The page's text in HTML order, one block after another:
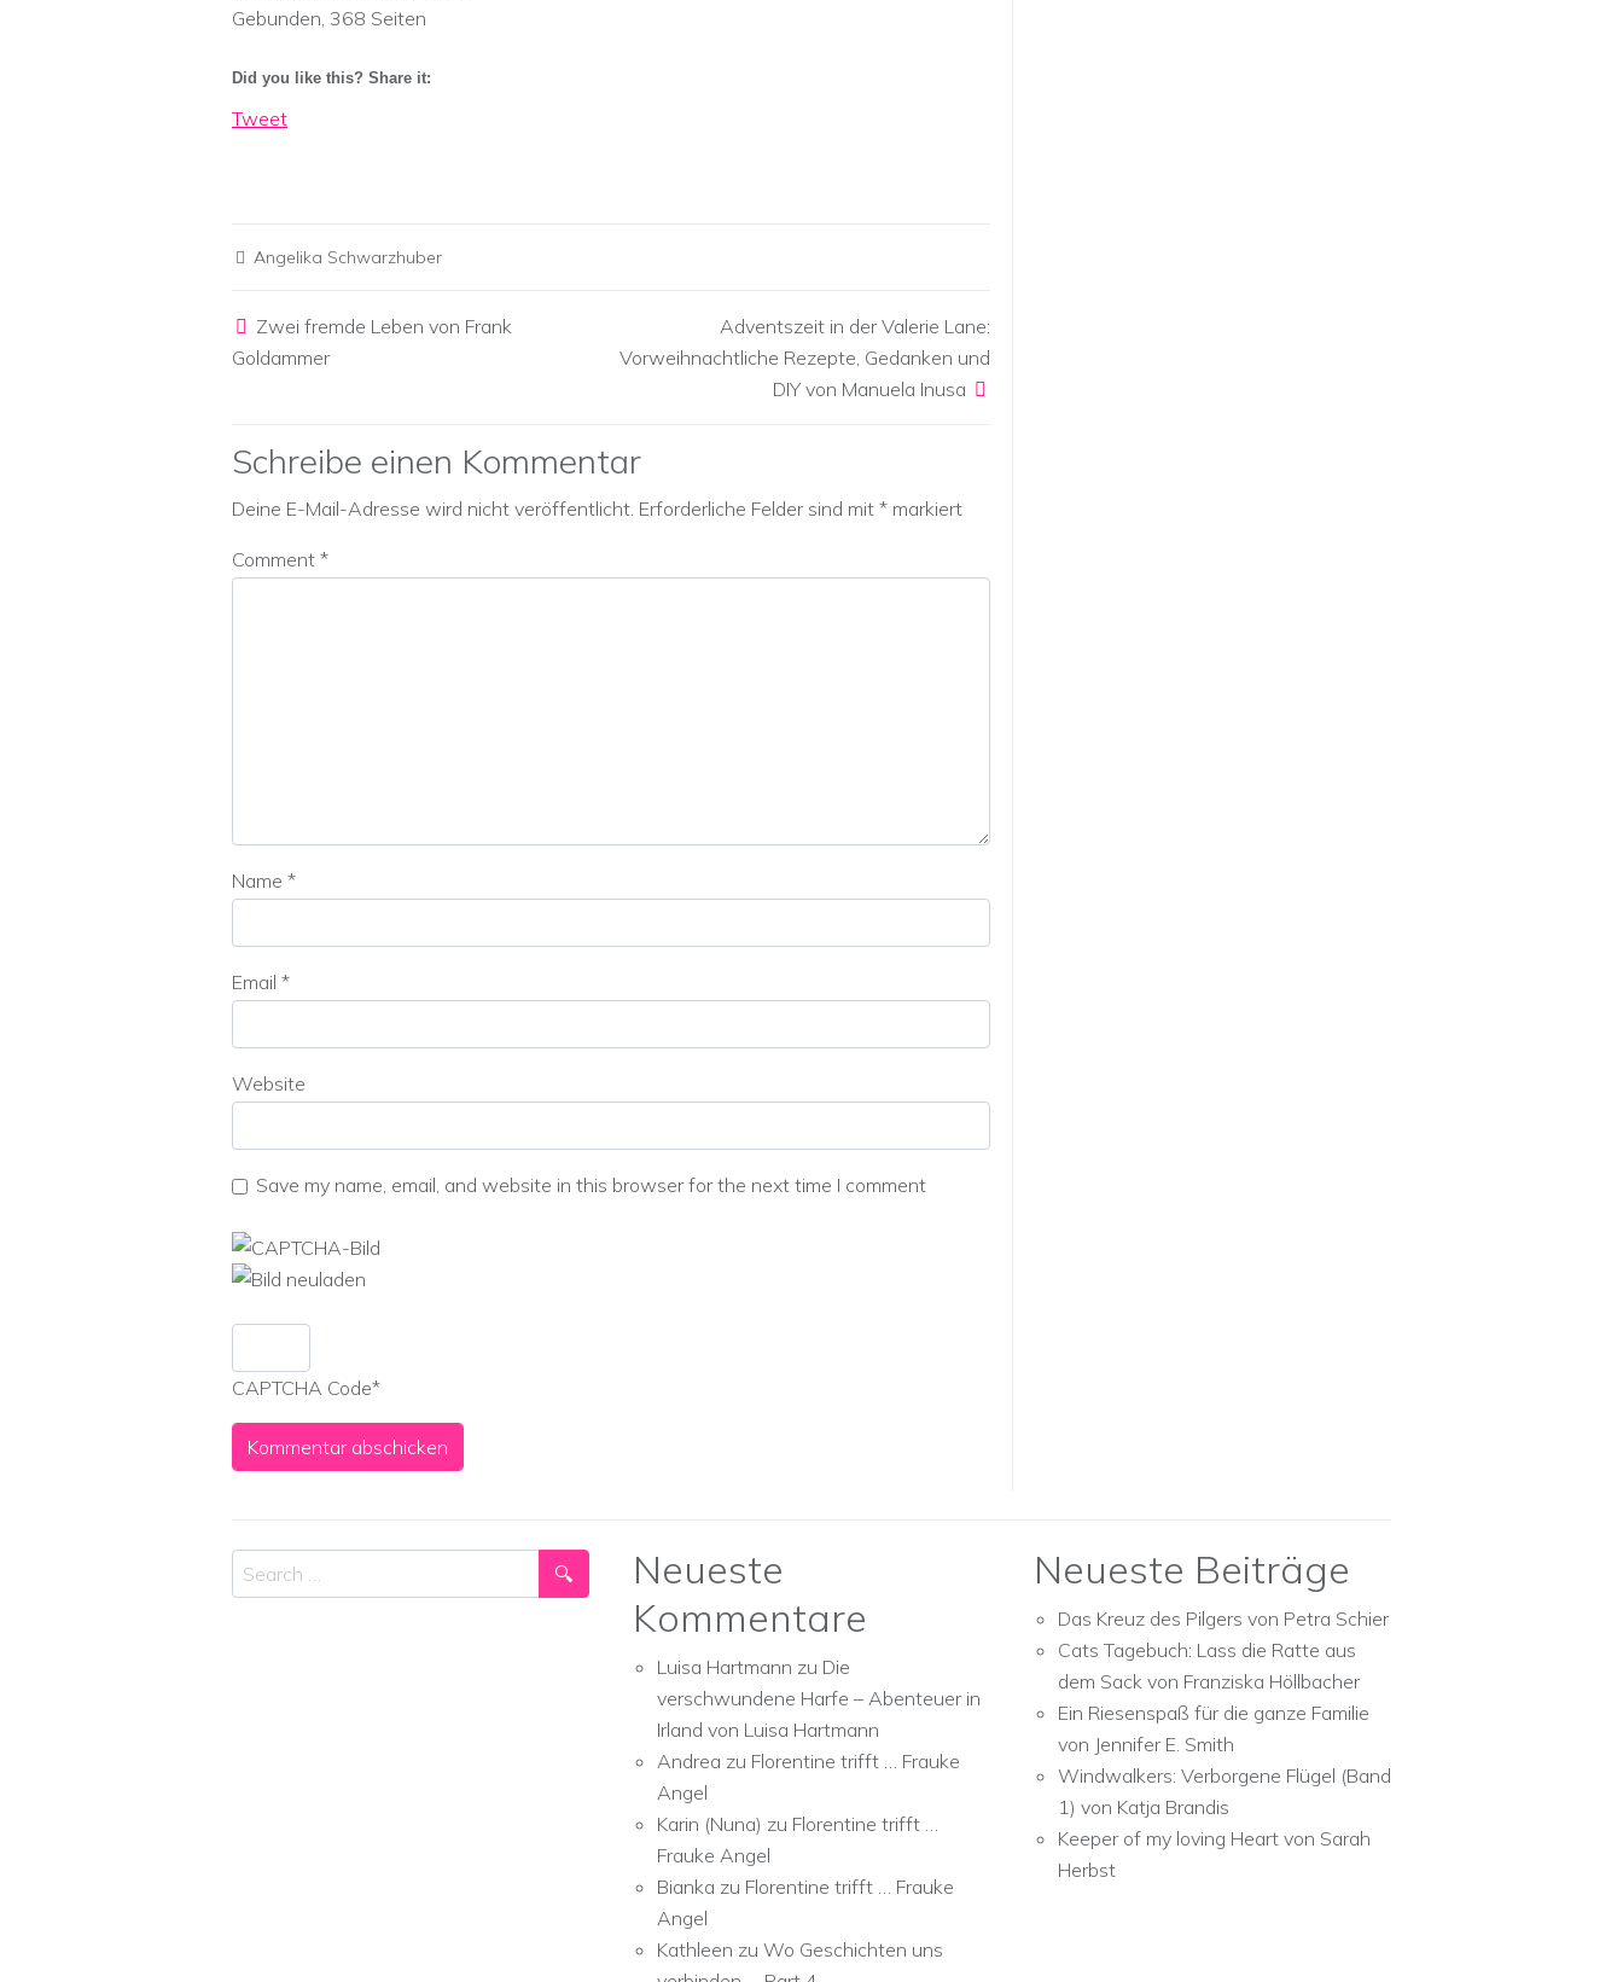
Gebunden, 368 Seiten
Did you like this? Share it:
Tweet
Angelika Schwarzhuber
Post navigation
Zwei fremde Leben von Frank
Goldammer
Adventszeit in der Valerie Lane:
Vorweihnachtliche Rezepte, Gedanken und
DIY von Manuela Inusa
Schreibe einen Kommentar
Deine E-Mail-Adresse wird nicht veröffentlicht. Erforderliche Felder sind mit * markiert
Comment *
Name *
Email *
Website
Save my name, email, and website in this browser for the next time I comment
CAPTCHA Code*
Search
Neueste
Kommentare
Luisa Hartmann zu Die
verschwundene Harfe – Abenteuer in
Irland von Luisa Hartmann
Andrea zu Florentine trifft … Frauke
Angel
Karin (Nuna) zu Florentine trifft …
Frauke Angel
Bianka zu Florentine trifft … Frauke
Angel
Kathleen zu Wo Geschichten uns
Neueste Beiträge
Das Kreuz des Pilgers von Petra Schier
Cats Tagebuch: Lass die Ratte aus
dem Sack von Franziska Höllbacher
Ein Riesenspaß für die ganze Familie
von Jennifer E. Smith
Windwalkers: Verborgene Flügel (Band
1) von Katja Brandis
Keeper of my loving Heart von Sarah
Herbst